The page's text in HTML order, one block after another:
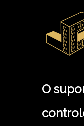
O